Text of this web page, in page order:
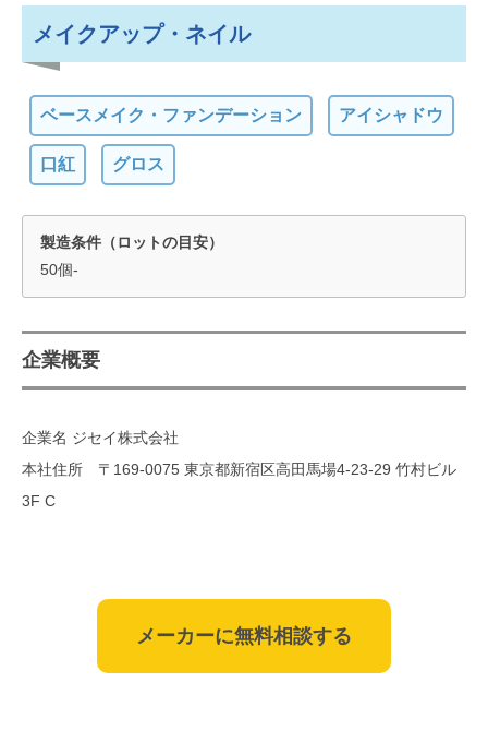
メイクアップ・ネイル
ベースメイク・ファンデーション アイシャドウ
口紅 グロス
製造条件（ロットの目安）
50個-
企業概要
企業名 ジセイ株式会社
本社住所 〒169-0075 東京都新宿区高田馬場4-23-29 竹村ビル
3F C
メーカーに無料相談する